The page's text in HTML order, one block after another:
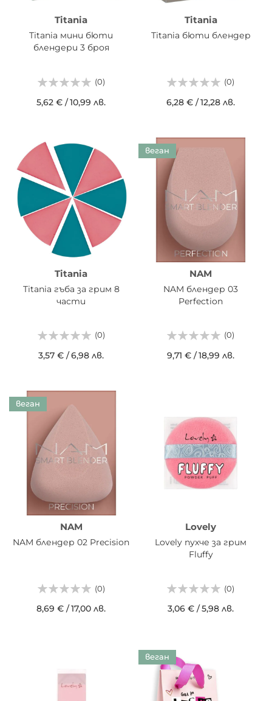
Titania
Titania мини бюти
блендери 3 броя
(0)
5,62 € /10,99 лв.
Titania
Titania бюти блендер
(0)
6,28 € /12,28 лв.
Titania
Titania гъба за грим 8
части
(0)
3,57 € /6,98 лв.
веган
NAM
NAM блендер 03
Perfection
(0)
9,71 € /18,99 лв.
веган
NAM
NAM блендер 02 Precision
(0)
8,69 € /17,00 лв.
Lovely
Lovely пухче за грим
Fluffy
(0)
3,06 € /5,98 лв.
веган